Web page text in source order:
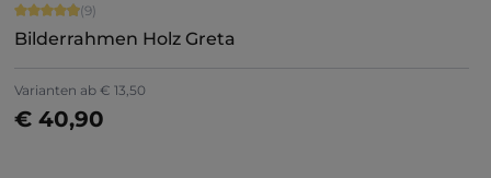
Durchschnittliche Bewertung von 4.89 von 5 Sternen
(9)
Bilderrahmen Holz Greta
Varianten ab € 13,50
€ 40,90
Jetzt konfigurieren